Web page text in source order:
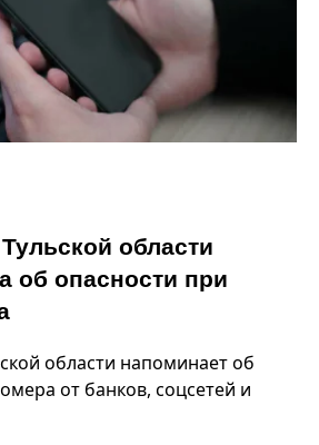
области
об опасности при
области напоминает об
от банков, соцсетей и